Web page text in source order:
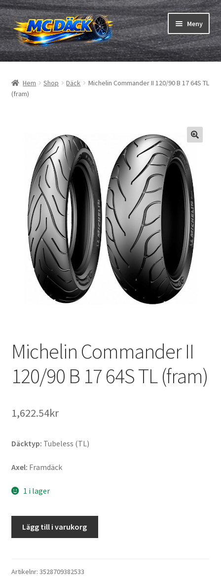
Hoppa
till
navigering
Hoppa
till
innehåll
Meny
Däck
Slangar & fälgband
Däcktest
Märken
Om oss
Hem Shop Däck
Michelin Commander II 120/90 B 17 64S TL
(fram)
Michelin Commander II
120/90 B 17 64S TL (fram)
1,622.54kr
Däcktyp: Tubeless (TL)
Axel: Framdäck
1 i lager
Commander
B
Lägg till i varukorg
Artikelnr: 3528709382533